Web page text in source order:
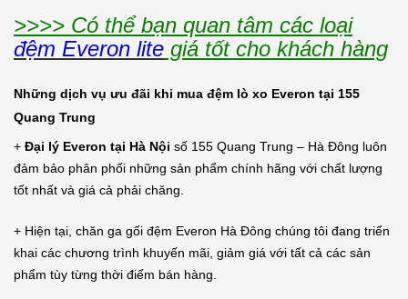
>>>> Có thể bạn quan tâm các loại
đệm Everon lite giá tốt cho khách hàng
Những dịch vụ ưu đãi khi mua đệm lò xo Everon tại 155
Quang Trung
+ Đại lý Everon tại Hà Nội số 155 Quang Trung – Hà Đông luôn
đảm bảo phân phối những sản phẩm chính hãng với chất lượng
tốt nhất và giá cả phải chăng.
+ Hiện tại, chăn ga gối đệm Everon Hà Đông chúng tôi đang triển
khai các chương trình khuyến mãi, giảm giá với tất cả các sản
phẩm tùy từng thời điểm bán hàng.